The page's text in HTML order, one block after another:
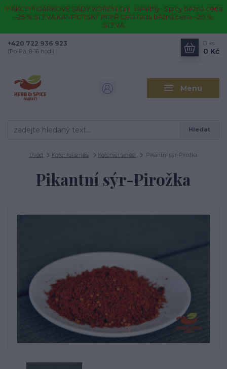
!!!!AKCE!!!! DÁRKOVÉ SADY KOŘENÍ Gril · Healthy · Spicy běžná cena
–25 % SLEVA KAMPOTSKÝ PEPŘ Celá řada běžná cena –20 %
SLEVA
Menu
Hledat
+420 722 936 923
(Po-Pá, 8-16 hod.)
0 ks
0 Kč
Úvod Kořenící směsi Kořenící směsi Pikantní sýr-Pirožka
Pikantní sýr-Pirožka